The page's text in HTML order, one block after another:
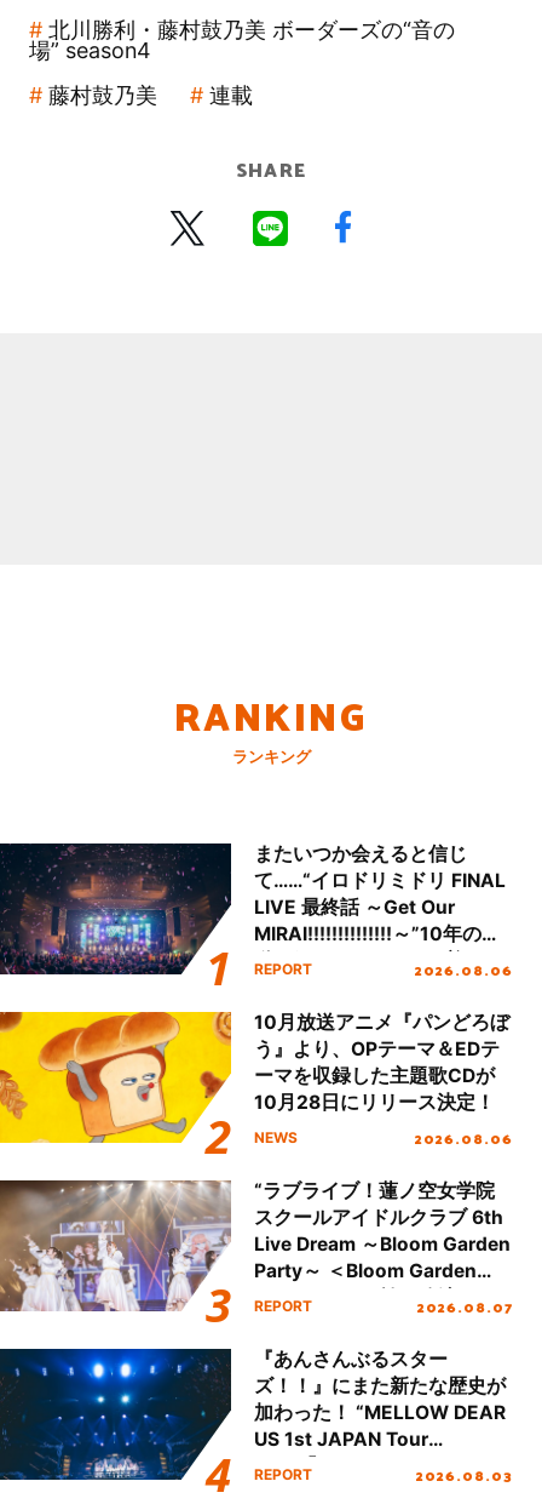
北川勝利・藤村鼓乃美 ボーダーズの“音の
場” season4
藤村鼓乃美
連載
SHARE
RANKING
ランキング
またいつか会えると信じ
て……“イロドリミドリ FINAL
LIVE 最終話 ～Get Our
MIRAI!!!!!!!!!!!!!!～”10年の活
動を経てファイナルを迎える
REPORT 2026.08.06
10月放送アニメ『パンどろぼ
う』より、OPテーマ＆EDテ
ーマを収録した主題歌CDが
10月28日にリリース決定！
NEWS 2026.08.06
“ラブライブ！蓮ノ空女学院
スクールアイドルクラブ 6th
Live Dream ～Bloom Garden
Party～ ＜Bloom Garden
Party Stage／埼玉公演＞”
REPORT 2026.08.07
『あんさんぶるスター
ズ！！』にまた新たな歴史が
加わった！ “MELLOW DEAR
US 1st JAPAN Tour
Final「NICE to meet YOU
REPORT 2026.08.03